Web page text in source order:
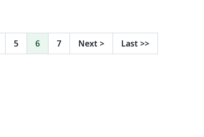
5 6 7 Next > Last >>